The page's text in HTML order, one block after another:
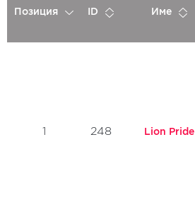
Позиция ID Име
1 248 Lion Pride